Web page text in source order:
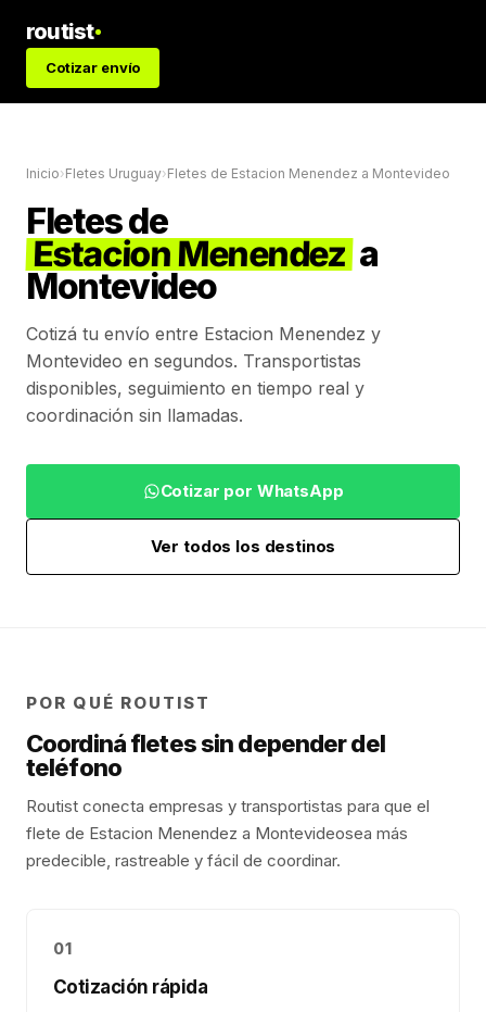
routist
Cotizar envío
Inicio›Fletes Uruguay›Fletes de Estacion Menendez a Montevideo
Fletes de
Estacion Menendez a
Montevideo
Cotizá tu envío entre Estacion Menendez y
Montevideo en segundos. Transportistas
disponibles, seguimiento en tiempo real y
coordinación sin llamadas.
Cotizar por WhatsApp
Ver todos los destinos
POR QUÉ ROUTIST
Coordiná fletes sin depender del
teléfono
Routist conecta empresas y transportistas para que el
flete de Estacion Menendez a Montevideosea más
predecible, rastreable y fácil de coordinar.
01
Cotización rápida